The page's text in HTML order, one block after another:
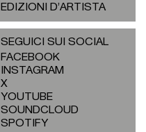
EDIZIONI D’ARTISTA
SEGUICI SUI SOCIAL
FACEBOOK
INSTAGRAM
X
YOUTUBE
SOUNDCLOUD
SPOTIFY